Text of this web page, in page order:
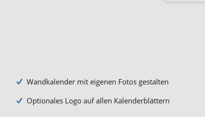
Wandkalender mit eigenen Fotos gestalten
Optionales Logo auf allen Kalenderblättern